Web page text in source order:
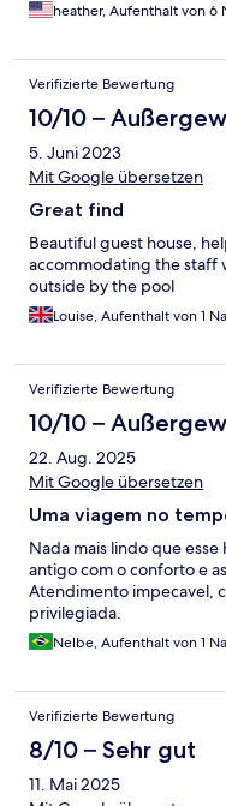
heather, Aufenthalt von 6
Verifizierte Bewertung
10/10 –
5. Juni 2023
Mit Google übersetzen
Great find
Beautiful guest house,
accommodating the staff
outside by the pool
Louise, Aufenthalt von 1
Verifizierte Bewertung
10/10 –
22. Aug. 2025
Mit Google übersetzen
Uma viagem no
Nada mais lindo que
antigo com o conforto e
Atendimento impecavel,
privilegiada.
Nelbe, Aufenthalt von 1
Verifizierte Bewertung
8/10 – Sehr gut
11. Mai 2025